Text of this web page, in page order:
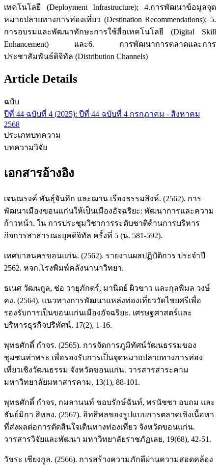
เทคโนโลยี (Deployment Infrastructure); 4.การพัฒนาข้อมูลจุด
หมายปลายทางการท่องเที่ยว (Destination Recommendations); 5.
การอบรมและพัฒนาทักษะการใช้สื่อเทคโนโลยี (Digital Skill
Enhancement) และ6. การพัฒนาการตลาดและการ
ประชาสัมพันธ์ดิจิทัล (Distribution Channels)
Article Details
ฉบับ
ปีที่ 44 ฉบับที่ 4 (2025): ปีที่ 44 ฉบับที่ 4 กรกฎาคม - สิงหาคม
2568
ประเภทบทความ
บทความวิจัย
เอกสารอ้างอิง
เจนณรงค์ พันธุ์จันทึก และฌาน เรืองธรรมสิงห์. (2562). การ
พัฒนาเมืองขอนแก่นให้เป็นเมืองอัจฉริยะ: พัฒนาการและความ
ก้าวหน้า. ใน การประชุมวิชาการระดับชาติด้านการบริหาร
กิจการสาธารณะยุคดิจิทัล ครั้งที่ 5 (น. 581-592).
เทศบาลนครขอนแก่น. (2562). รายงานผลปฏิบัติการ ประจำปี
2562. หจก.โรงพิมพ์คลังนานาวิทยา.
ธเนศ วัฒนกูล, ช่อ วายุภักตร์, มานิตย์ ผิวขาว และกุลพิมล วงษ์
คง. (2564). แนวทางการพัฒนาแหล่งท่องเที่ยววัดไชยศรีเพื่อ
รองรับการเป็นขอนแก่นเมืองอัจฉริยะ. เศรษฐศาสตร์และ
บริหารธุรกิจปริทัศน์, 17(2), 1-16.
พุทธศักดิ์ กำจร. (2565). การจัดการภูมิทัศน์วัฒนธรรมของ
ชุมชนท่าพระ เพื่อรองรับการเป็นจุดหมายปลายทางการท่อง
เที่ยวเชิงวัฒนธรรม จังหวัดขอนแก่น. วารสารสาระคาม
มหาวิทยาลัยมหาสารคาม, 13(1), 88-101.
พุทธศักดิ์ กำจร, กมลานนท์ ชอบรักษ์ฉันท์, พรนัชชา อบถม และ
ธันย์มิกา สิหลง. (2567). อิทธิพลของรูปแบบการตลาดเชิงเนื้อหา
ที่ส่งผลต่อการตัดสินใจเดินทางท่องเที่ยว จังหวัดขอนแก่น.
วารสารวิจัยและพัฒนา มหาวิทยาลัยราชภัฏเลย, 19(68), 42-51.
วัชระ เชียงกูล. (2566). การสร้างความภักดีผ่านความสอดคล้อง